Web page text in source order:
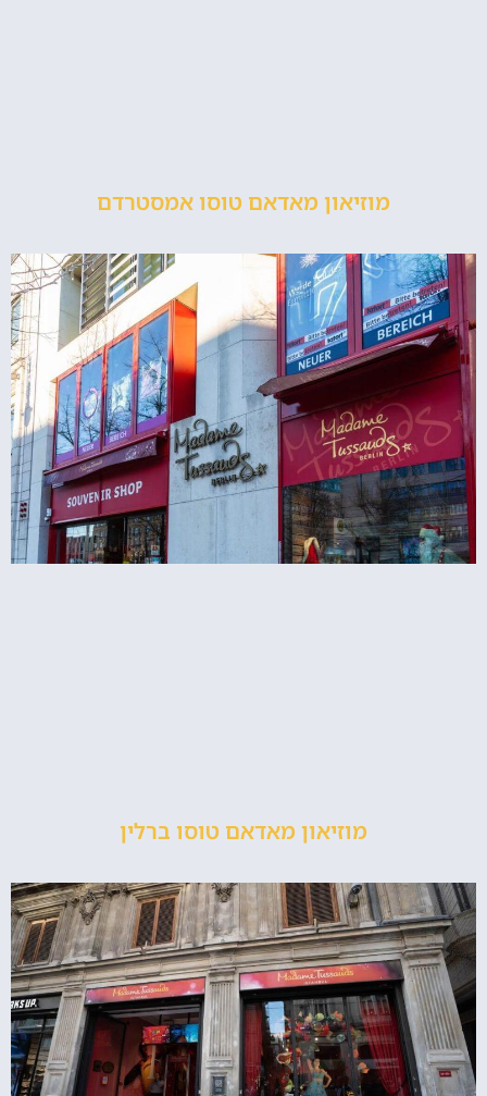
מוזיאון מאדאם טוסו אמסטרדם
מוזיאון מאדאם טוסו ברלין